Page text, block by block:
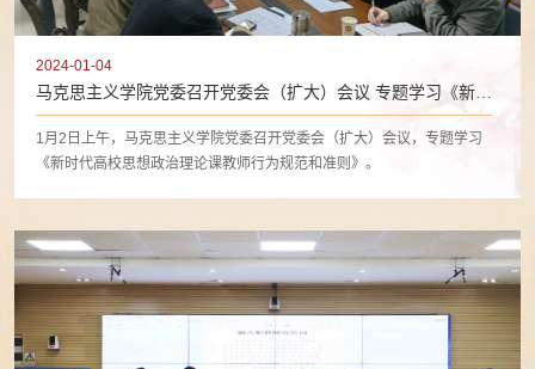
2024-01-04
马克思主义学院党委召开党委会（扩大）会议 专题学习《新时
1月2日上午，马克思主义学院党委召开党委会（扩大）会议，专题学习
《新时代高校思想政治理论课教师行为规范和准则》。